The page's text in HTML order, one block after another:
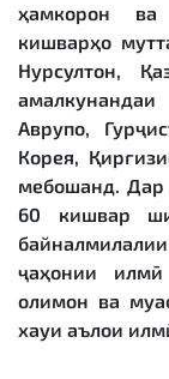
ҳамкорон ва
кишварҳо
Нурсултон,
Аврупо,
Корея,
мебошанд. Дар
60 кишвар
ҷаҳонии
олимон ва
хауи аълои